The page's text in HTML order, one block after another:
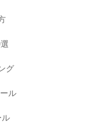
グ
ル
ル